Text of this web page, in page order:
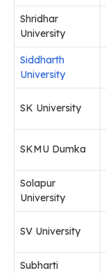
Shridhar
University
Siddharth
University
SK University
SKMU Dumka
Solapur
University
SV University
Subharti